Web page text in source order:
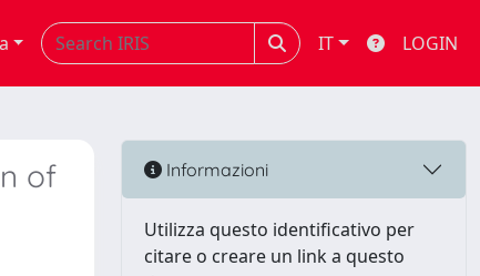
IT LOGIN
of
Informazioni
Utilizza questo identificativo per
citare o creare un link a questo